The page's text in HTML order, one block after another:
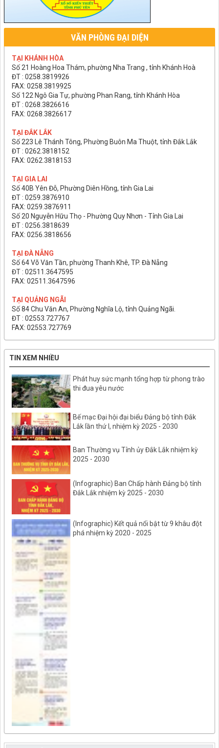
VĂN PHÒNG ĐẠI DIỆN
TẠI KHÁNH HÒA
Số 21 Hoàng Hoa Thám, phường Nha Trang , tỉnh Khánh Hoà
ĐT : 0258.3819926
FAX: 0258.3819925
Số 122 Ngô Gia Tự, phường Phan Rang, tỉnh Khánh Hòa
ĐT : 0268.3826616
FAX: 0268.3826617
TẠI ĐẮK LẮK
Số 223 Lê Thánh Tông, Phường Buôn Ma Thuột, tỉnh Đắk Lắk
ĐT : 0262.3818152
FAX: 0262.3818153
TẠI GIA LAI
Số 40B Yên Đỗ, Phường Diên Hồng, tỉnh Gia Lai
ĐT : 0259.3876910
FAX: 0259.3876911
Số 20 Nguyễn Hữu Thọ - Phường Quy Nhơn - Tỉnh Gia Lai
ĐT : 0256.3818639
FAX: 0256.3818656
TẠI ĐÀ NẴNG
Số 64 Võ Văn Tần, phường Thanh Khê, TP. Đà Nẵng
ĐT : 02511.3647595
FAX: 02511.3647596
TẠI QUẢNG NGÃI
Số 84 Chu Văn An, Phường Nghĩa Lộ, tỉnh Quảng Ngãi.
ĐT : 02553.727767
FAX: 02553.727769
TIN XEM NHIỀU
Phát huy sức mạnh tổng hợp từ phong trào
thi đua yêu nước
Bế mạc Đại hội đại biểu Đảng bộ tỉnh Đắk
Lắk lần thứ I, nhiệm kỳ 2025 - 2030
Ban Thường vụ Tỉnh ủy Đắk Lắk nhiệm kỳ
2025 - 2030
(Infographic) Ban Chấp hành Đảng bộ tỉnh
Đắk Lắk nhiệm kỳ 2025 - 2030
(Infographic) Kết quả nổi bật từ 9 khâu đột
phá nhiệm kỳ 2020 - 2025